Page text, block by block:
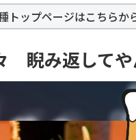
トップページはこちらか
睨み返して